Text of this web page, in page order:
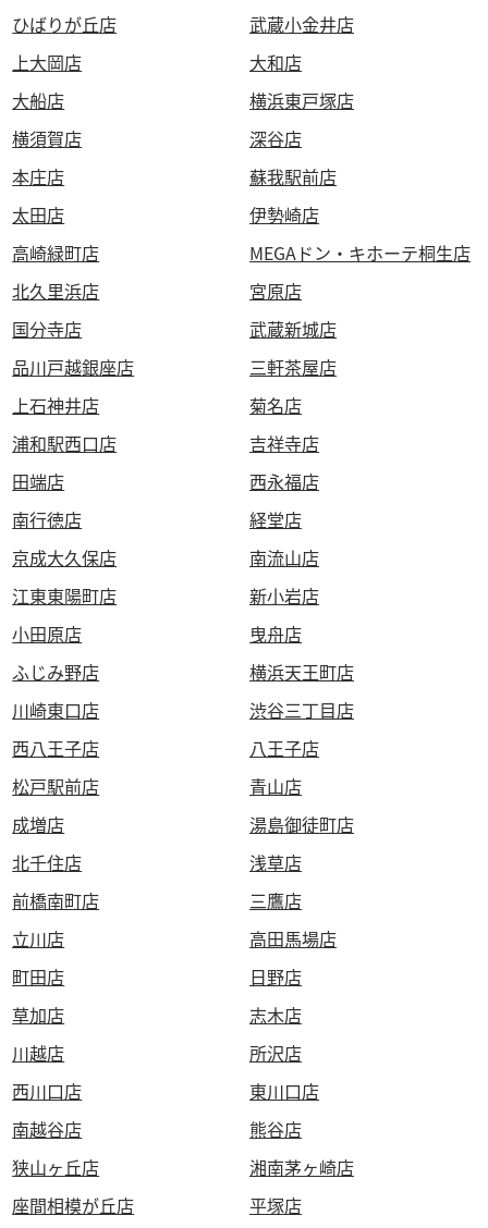
ひばりが丘店
武蔵小金井店
上大岡店
大和店
大船店
横浜東戸塚店
横須賀店
深谷店
本庄店
蘇我駅前店
太田店
伊勢崎店
高崎緑町店
MEGAドン・キホーテ桐生店
北久里浜店
宮原店
国分寺店
武蔵新城店
品川戸越銀座店
三軒茶屋店
上石神井店
菊名店
浦和駅西口店
吉祥寺店
田端店
西永福店
南行徳店
経堂店
京成大久保店
南流山店
江東東陽町店
新小岩店
小田原店
曳舟店
ふじみ野店
横浜天王町店
川崎東口店
渋谷三丁目店
西八王子店
八王子店
松戸駅前店
青山店
成増店
湯島御徒町店
北千住店
浅草店
前橋南町店
三鷹店
立川店
高田馬場店
町田店
日野店
草加店
志木店
川越店
所沢店
西川口店
東川口店
南越谷店
熊谷店
狭山ヶ丘店
湘南茅ヶ崎店
座間相模が丘店
平塚店